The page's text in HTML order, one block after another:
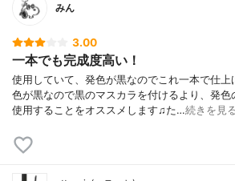
みん
3.00
一本でも完成度高い！
使用していて、発色が黒なのでこれ一本で仕上
色が黒なので黒のマスカラを付けるより、発色
使用することをオススメします♫た…続きを見